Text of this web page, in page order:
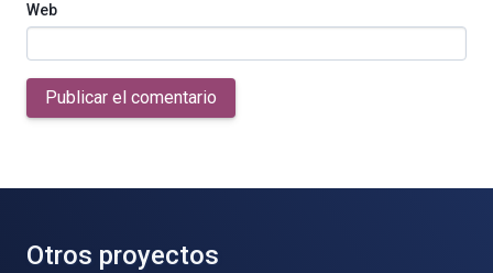
Web
Publicar el comentario
Otros proyectos